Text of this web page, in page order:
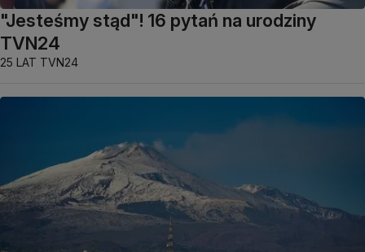
"Jesteśmy stąd"! 16 pytań na urodziny
TVN24
25 LAT TVN24